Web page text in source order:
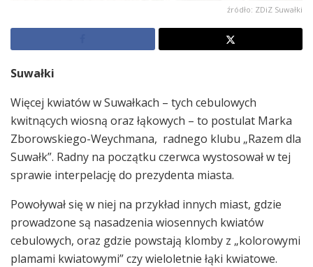
źródło: ZDiZ Suwałki
Suwałki
Więcej kwiatów w Suwałkach – tych cebulowych
kwitnących wiosną oraz łąkowych – to postulat Marka
Zborowskiego-Weychmana, radnego klubu „Razem dla
Suwałk”. Radny na początku czerwca wystosował w tej
sprawie interpelację do prezydenta miasta.
Powoływał się w niej na przykład innych miast, gdzie
prowadzone są nasadzenia wiosennych kwiatów
cebulowych, oraz gdzie powstają klomby z „kolorowymi
plamami kwiatowymi” czy wieloletnie łąki kwiatowe.